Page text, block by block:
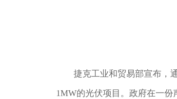
捷克工业和贸易部宣布，
1MW的光伏项目。政府在一